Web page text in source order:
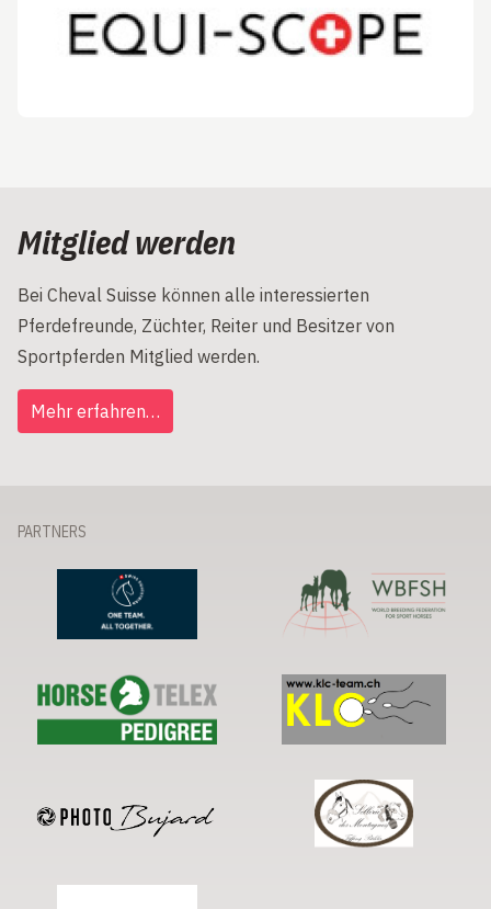
Mitglied werden
Bei Cheval Suisse können alle interessierten
Pferdefreunde, Züchter, Reiter und Besitzer von
Sportpferden Mitglied werden.
Mehr erfahren…
PARTNERS